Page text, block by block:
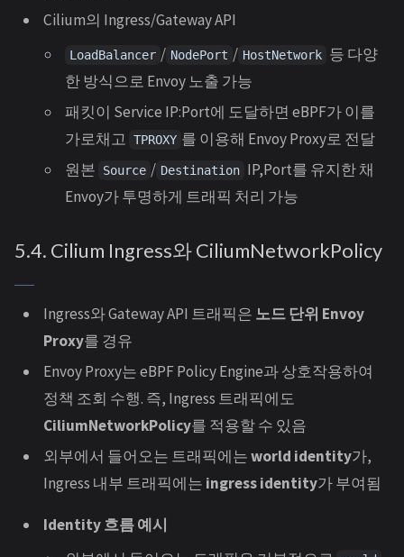
Cilium의 Ingress/Gateway API
LoadBalancer / NodePort / HostNetwork 등 다양
한 방식으로 Envoy 노출 가능
패킷이 Service IP:Port에 도달하면 eBPF가 이를
가로채고 TPROXY 를 이용해 Envoy Proxy로 전달
원본
Source / Destination IP,Port를 유지한 채
Envoy가 투명하게 트래픽 처리 가능
5.4. Cilium Ingress와 CiliumNetworkPolicy
Ingress와 Gateway API 트래픽은 노드 단위 Envoy
Proxy를 경유
Envoy Proxy는 eBPF Policy Engine과 상호작용하여
정책 조회 수행. 즉, Ingress 트래픽에도
CiliumNetworkPolicy를 적용할 수 있음
외부에서 들어오는 트래픽에는world identity가,
Ingress 내부 트래픽에는 ingress identity가 부여됨
Identity 흐름 예시